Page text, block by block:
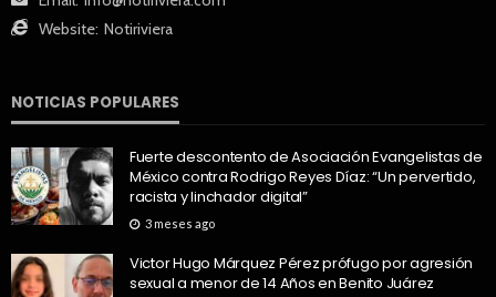
Website: Notiriviera
NOTICIAS POPULARES
Fuerte descontento de Asociación Evangelistas de
México contra Rodrigo Reyes Díaz: “Un pervertido,
racista y linchador digital”
3 meses ago
Victor Hugo Márquez Pérez prófugo por agresión
sexual a menor de 14 Años en Benito Juárez